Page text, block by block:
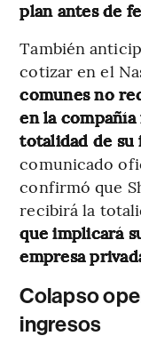
plan antes de
También
cotizar en el
comunes no
en la
totalidad de su
comunicado
confirmó que
recibirá la
que implicará
empresa
Colapso
ingresos